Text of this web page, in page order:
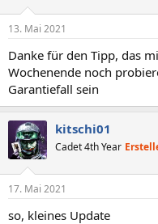
e
:
13. Mai 2021
Danke für den Tipp, das
Wochenende noch
Garantiefall sein
kitschi01
Cadet 4th Year
17. Mai 2021
so, kleines Update